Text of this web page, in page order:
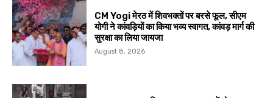
CM Yogi मेरठ में शिवभक्तों पर बरसे फूल, सीएम
योगी ने कांवड़ियों का किया भव्य स्वागत, कांवड़ मार्ग की
सुरक्षा का लिया जायजा
August 8, 2026